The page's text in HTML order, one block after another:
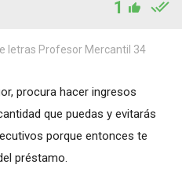
1
letras Profesor Mercantil 34
procura hacer ingresos
que puedas y evitarás
porque entonces te
préstamo.